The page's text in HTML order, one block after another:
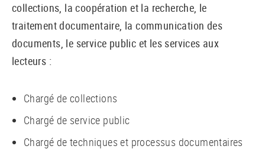
collections, la coopération et la recherche, le
traitement documentaire, la communication des
documents, le service public et les services aux
lecteurs :
Chargé de collections
Chargé de service public
Chargé de techniques et processus documentaires